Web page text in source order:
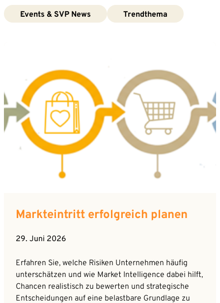
Events & SVP News Trendthema
Markteintritt erfolgreich planen
29. Juni 2026
Erfahren Sie, welche Risiken Unternehmen häufig
unterschätzen und wie Market Intelligence dabei hilft,
Chancen realistisch zu bewerten und strategische
Entscheidungen auf eine belastbare Grundlage zu